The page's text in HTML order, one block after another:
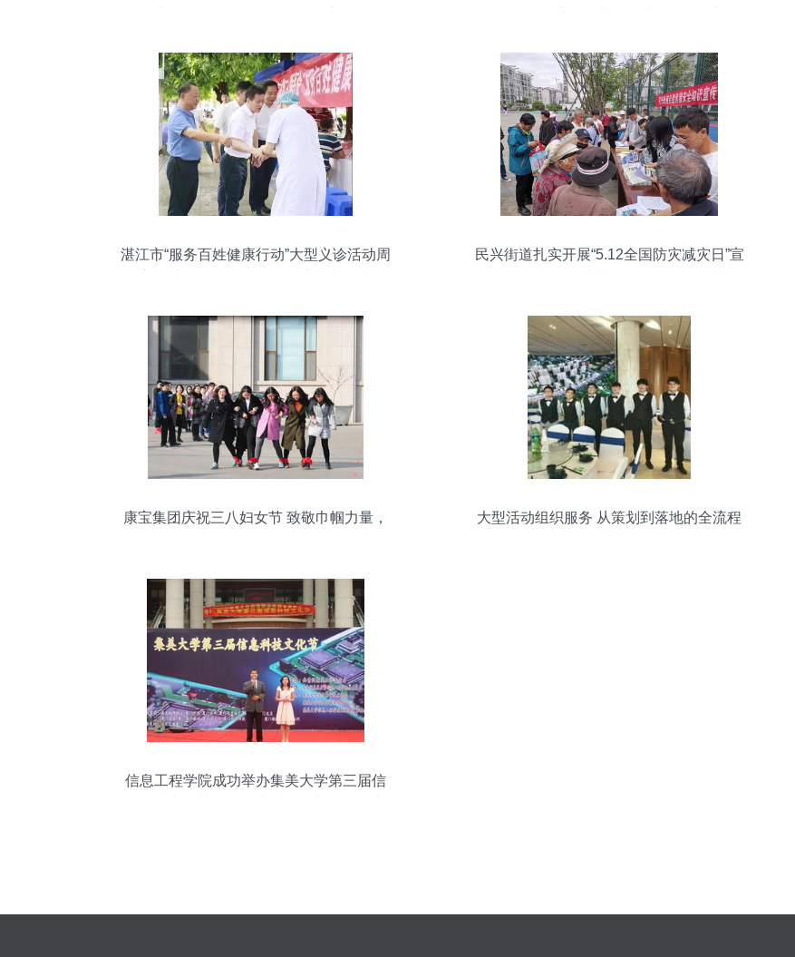
湛江市“服务百姓健康行动”大型义诊活动周
民兴街道扎实开展“5.12全国防灾减灾日”宣
康宝集团庆祝三八妇女节 致敬巾帼力量，
大型活动组织服务 从策划到落地的全流程
信息工程学院成功举办集美大学第三届信